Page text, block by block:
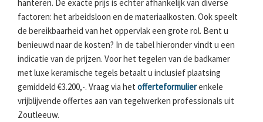
hanteren. De exacte prijs is echter afhankelijk van diverse
factoren: het arbeidsloon en de materiaalkosten. Ook speelt
de bereikbaarheid van het oppervlak een grote rol. Bent u
benieuwd naar de kosten? In de tabel hieronder vindt u een
indicatie van de prijzen. Voor het tegelen van de badkamer
met luxe keramische tegels betaalt u inclusief plaatsing
gemiddeld €3.200,-. Vraag via het offerteformulierenkele
vrijblijvende offertes aan van tegelwerken professionals uit
Zoutleeuw.